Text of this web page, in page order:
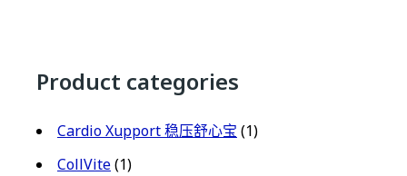
Product categories
Cardio Xupport 稳压舒心宝 (1)
CollVite(1)